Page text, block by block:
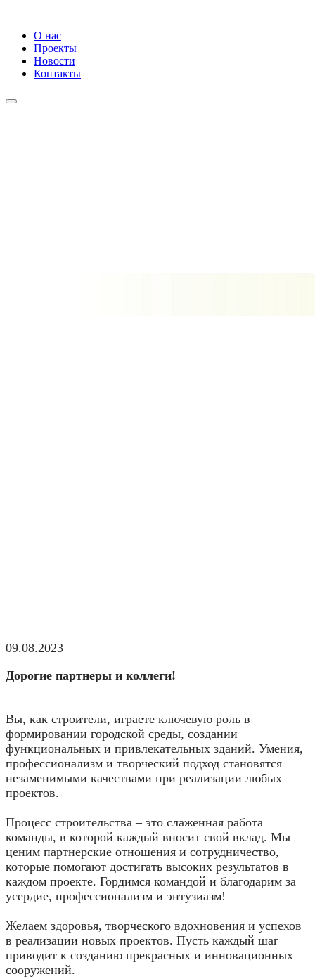
О нас
Проекты
Новости
Контакты
09.08.2023
Дорогие партнеры и коллеги!
Вы, как строители, играете ключевую роль в
формировании городской среды, создании
функциональных и привлекательных зданий. Умения,
профессионализм и творческий подход становятся
незаменимыми качествами при реализации любых
проектов.
Процесс строительства – это слаженная работа
команды, в которой каждый вносит свой вклад. Мы
ценим партнерские отношения и сотрудничество,
которые помогают достигать высоких результатов в
каждом проекте. Гордимся командой и благодарим за
усердие, профессионализм и энтузиазм!
Желаем здоровья, творческого вдохновения и успехов
в реализации новых проектов. Пусть каждый шаг
приводит к созданию прекрасных и инновационных
сооружений.